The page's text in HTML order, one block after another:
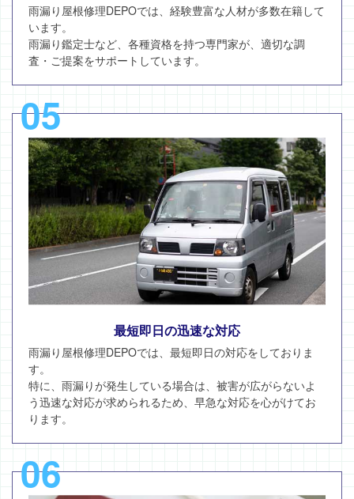
雨漏り屋根修理DEPOでは、経験豊富な人材が多数在籍して
います。
雨漏り鑑定士など、各種資格を持つ専門家が、適切な調
査・ご提案をサポートしています。
05
最短即日の迅速な対応
雨漏り屋根修理DEPOでは、最短即日の対応をしておりま
す。
特に、雨漏りが発生している場合は、被害が広がらないよ
う迅速な対応が求められるため、早急な対応を心がけてお
ります。
06